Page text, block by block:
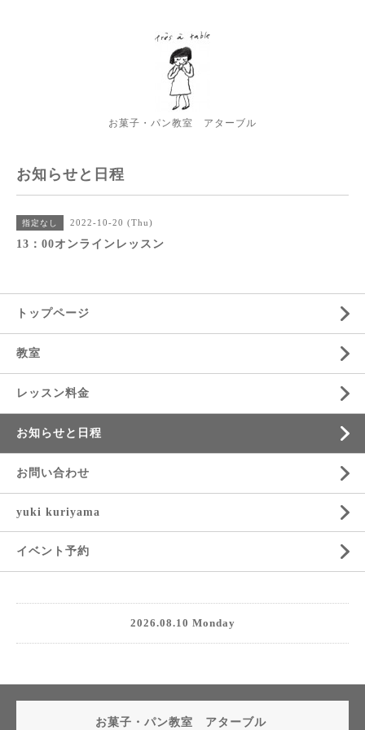
お菓子・パン教室 アターブル
お知らせと日程
指定なし 2022-10-20 (Thu)
13：00オンラインレッスン
トップページ
教室
レッスン料金
お知らせと日程
お問い合わせ
yuki kuriyama
イベント予約
2026.08.10 Monday
お菓子・パン教室 アターブル